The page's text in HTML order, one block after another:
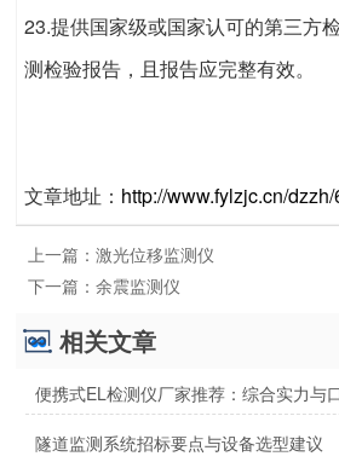
23.提供国家级或国家认可的第三方
测检验报告，且报告应完整有效。
文章地址： http://www.fylzjc.cn/
上一篇： 激光位移监测仪
下一篇： 余震监测仪
相关文章
隧道监测系统招标要点与设备选型建议